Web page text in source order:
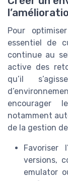
Pour
essentiel de
continue au
active des
qu’il
encourager
notamment
de la gestion
Favoriser
versions,
emulator